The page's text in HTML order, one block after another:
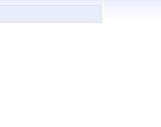
ロン売買情 決済代行
ット